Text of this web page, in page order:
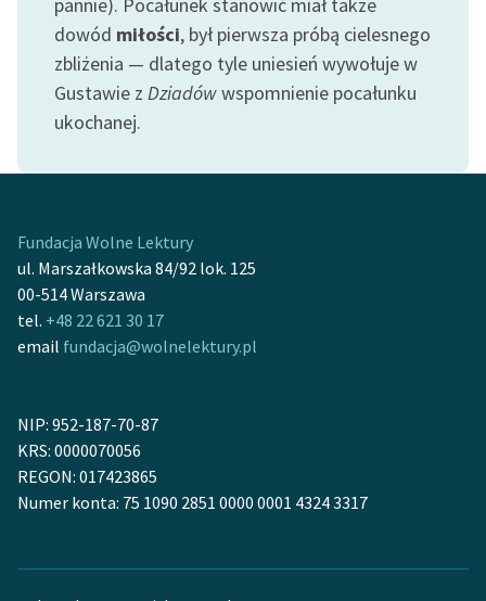
Regulamin darowizn
Informacja o treściach
dowód miłości, był pierwsza próbą cielesnego
zbliżenia — dlatego tyle uniesień wywołuje w
Gustawie z Dziadówwspomnienie pocałunku
ukochanej.
Fundacja Wolne Lektury
ul. Marszałkowska 84/92 lok. 125
00-514 Warszawa
tel. +48 22 621 30 17
email fundacja@wolnelektury.pl
NIP: 952-187-70-87
KRS: 0000070056
REGON: 017423865
Numer konta: 75 1090 2851 0000 0001 4324 3317